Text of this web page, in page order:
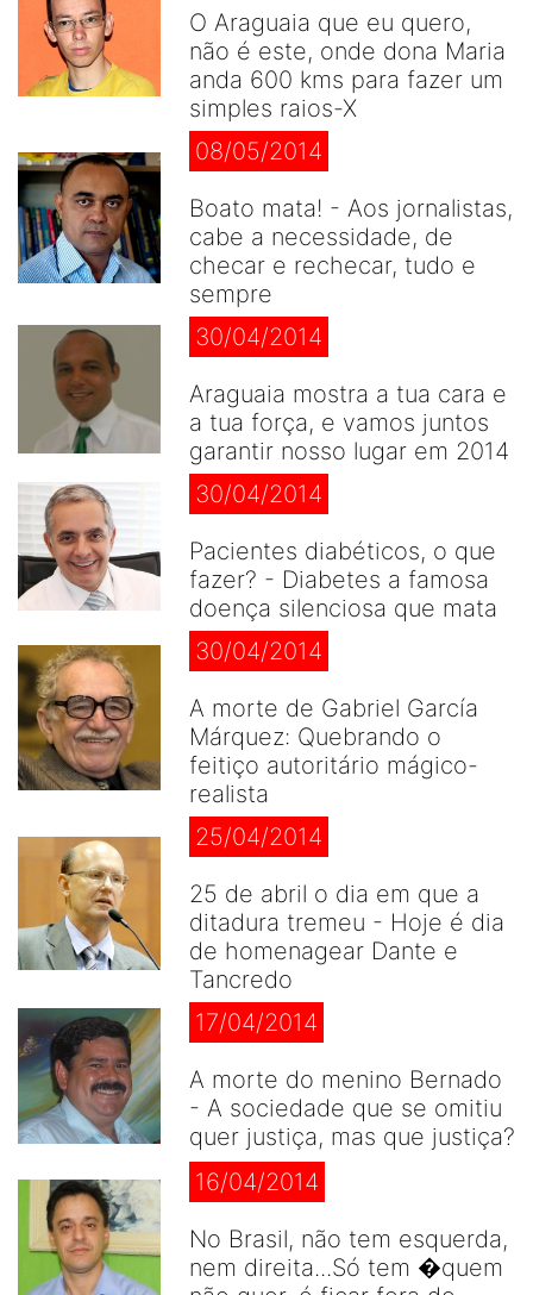
O Araguaia que eu quero,
não é este, onde dona Maria
anda 600 kms para fazer um
simples raios-X
08/05/2014
Boato mata! - Aos jornalistas,
cabe a necessidade, de
checar e rechecar, tudo e
sempre
30/04/2014
Araguaia mostra a tua cara e
a tua força, e vamos juntos
garantir nosso lugar em 2014
30/04/2014
Pacientes diabéticos, o que
fazer? - Diabetes a famosa
doença silenciosa que mata
30/04/2014
A morte de Gabriel García
Márquez: Quebrando o
feitiço autoritário mágico-
realista
25/04/2014
25 de abril o dia em que a
ditadura tremeu - Hoje é dia
de homenagear Dante e
Tancredo
17/04/2014
A morte do menino Bernado
- A sociedade que se omitiu
quer justiça, mas que justiça?
16/04/2014
No Brasil, não tem esquerda,
nem direita...Só tem �quem